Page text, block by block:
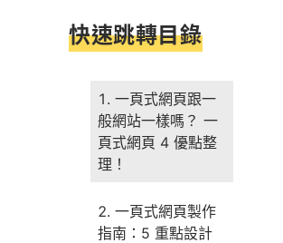
快速跳轉目錄
一頁式網頁跟一
般網站一樣嗎？ 一
頁式網頁 4 優點整
理！
一頁式網頁製作
指南：5 重點設計